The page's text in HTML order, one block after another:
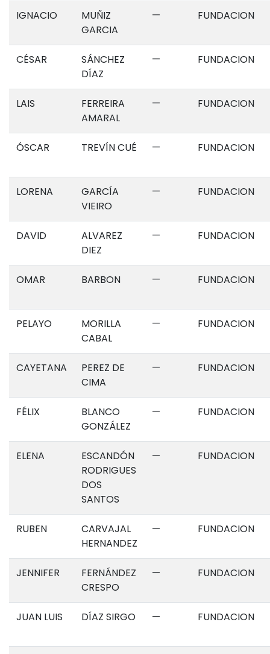
IGNACIO
MUÑIZ
GARCIA
— FUNDACION
CÉSAR
SÁNCHEZ
DÍAZ
— FUNDACION
LAIS
FERREIRA
AMARAL
— FUNDACION
ÓSCAR TREVÍN CUÉ — FUNDACION
LORENA
GARCÍA
VIEIRO
— FUNDACION
DAVID
ALVAREZ
DIEZ
— FUNDACION
OMAR BARBON — FUNDACION
PELAYO
MORILLA
CABAL
— FUNDACION
CAYETANA
PEREZ DE
CIMA
— FUNDACION
FÉLIX
BLANCO
GONZÁLEZ
— FUNDACION
ELENA
ESCANDÓN
RODRIGUES
DOS
SANTOS
— FUNDACION
RUBEN
CARVAJAL
HERNANDEZ
— FUNDACION
JENNIFER
FERNÁNDEZ
CRESPO
— FUNDACION
JUAN LUIS DÍAZ SIRGO — FUNDACION